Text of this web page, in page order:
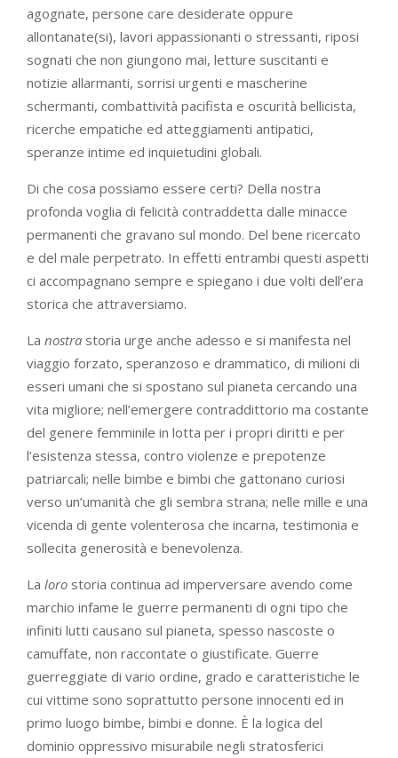
agognate, persone care desiderate oppure
allontanate(si), lavori appassionanti o stressanti, riposi
sognati che non giungono mai, letture suscitanti e
notizie allarmanti, sorrisi urgenti e mascherine
schermanti, combattività pacifista e oscurità bellicista,
ricerche empatiche ed atteggiamenti antipatici,
speranze intime ed inquietudini globali.
Di che cosa possiamo essere certi? Della nostra
profonda voglia di felicità contraddetta dalle minacce
permanenti che gravano sul mondo. Del bene ricercato
e del male perpetrato. In effetti entrambi questi aspetti
ci accompagnano sempre e spiegano i due volti dell’era
storica che attraversiamo.
La nostra storia urge anche adesso e si manifesta nel
viaggio forzato, speranzoso e drammatico, di milioni di
esseri umani che si spostano sul pianeta cercando una
vita migliore; nell’emergere contraddittorio ma costante
del genere femminile in lotta per i propri diritti e per
l’esistenza stessa, contro violenze e prepotenze
patriarcali; nelle bimbe e bimbi che gattonano curiosi
verso un’umanità che gli sembra strana; nelle mille e una
vicenda di gente volenterosa che incarna, testimonia e
sollecita generosità e benevolenza.
La loro storia continua ad imperversare avendo come
marchio infame le guerre permanenti di ogni tipo che
infiniti lutti causano sul pianeta, spesso nascoste o
camuffate, non raccontate o giustificate. Guerre
guerreggiate di vario ordine, grado e caratteristiche le
cui vittime sono soprattutto persone innocenti ed in
primo luogo bimbe, bimbi e donne. È la logica del
dominio oppressivo misurabile negli stratosferici